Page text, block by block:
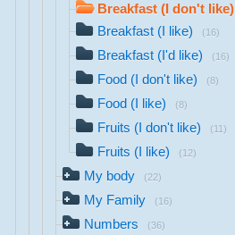
Breakfast (I don't like)
Breakfast (I like) (16)
Breakfast (I'd like) (16)
Food (I don't like) (8)
Food (I like) (8)
Fruits (I don't like) (11)
Fruits (I like) (12)
My body (22)
My Family (16)
Numbers (36)